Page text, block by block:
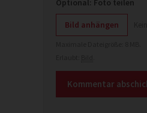
Bild anhängen